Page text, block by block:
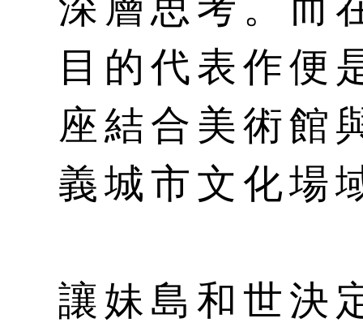
目的代表作便
座結合美術館
義城市文化場
讓妹島和世決